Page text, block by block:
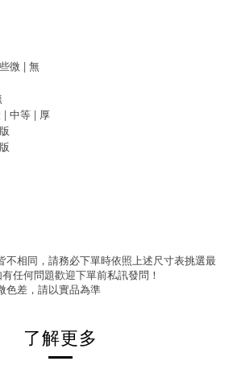
些微 | 無
| 中等 | 厚
不相同，請務必下單時依照上述尺寸表挑選最
任何問題歡迎下單前私訊發問！
色差，請以實品為準
了解更多